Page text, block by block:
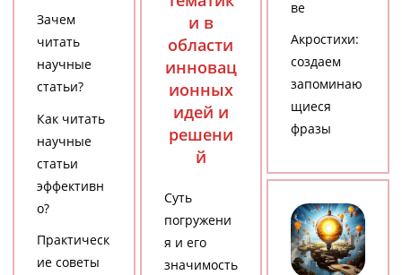
ве
Акростихи:
создаем
запоминаю
щиеся
фразы
Зачем
читать
научные
статьи?
Как читать
научные
статьи
эффективн
о?
Практическ
ие советы
и в
области
инновац
ионных
идей и
решени
й
Суть
погружени
я и его
значимость